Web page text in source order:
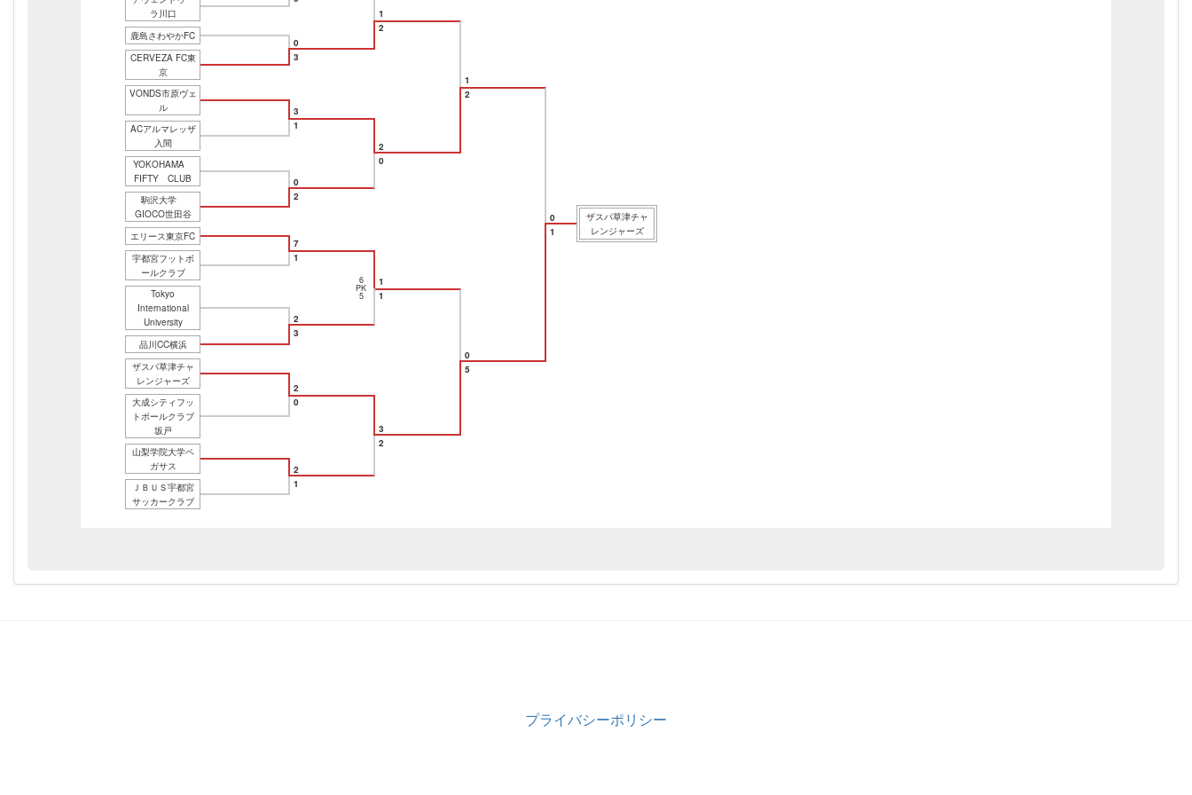
ラ川口
1
鹿島さわやかFC
0
CERVEZA FC東
京
3
2
1
VONDS市原ヴェ
ル
3
ACアルマレッザ
入間
1
2
YOKOHAMA
FIFTY CLUB
0
駒沢大学
GIOCO世田谷
2
0
2
0
エリース東京FC
7
宇都宮フットボ
ールクラブ
1
1
PK
6
Tokyo
International
University
2
品川CC横浜
3
1
5
0
ザスパ草津チャ
レンジャーズ
2
大成シティフッ
トボールクラブ
坂戸
0
3
山梨学院大学ペ
ガサス
2
ＪＢＵＳ宇都宮
サッカークラブ
1
2
5
1
ザスパ草津チャ
レンジャーズ
プライバシーポリシー